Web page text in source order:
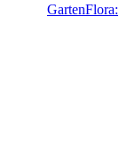
GartenFlora: